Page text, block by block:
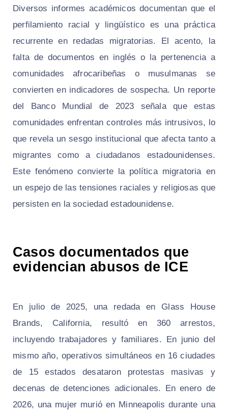
Diversos informes académicos documentan que el
perfilamiento racial y lingüístico es una práctica
recurrente en redadas migratorias. El acento, la
falta de documentos en inglés o la pertenencia a
comunidades afrocaribeñas o musulmanas se
convierten en indicadores de sospecha. Un reporte
del Banco Mundial de 2023 señala que estas
comunidades enfrentan controles más intrusivos, lo
que revela un sesgo institucional que afecta tanto a
migrantes como a ciudadanos estadounidenses.
Este fenómeno convierte la política migratoria en
un espejo de las tensiones raciales y religiosas que
persisten en la sociedad estadounidense.
Casos documentados que
evidencian abusos de ICE
En julio de 2025, una redada en Glass House
Brands, California, resultó en 360 arrestos,
incluyendo trabajadores y familiares. En junio del
mismo año, operativos simultáneos en 16 ciudades
de 15 estados desataron protestas masivas y
decenas de detenciones adicionales. En enero de
2026, una mujer murió en Minneapolis durante una